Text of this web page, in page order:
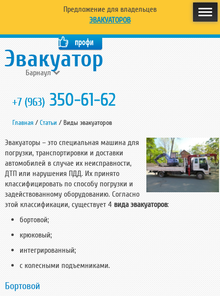
Предложение для владельцев
ЭВАКУАТОРОВ
Барнаул
+7 (963) 350-61-62
Главная /Статьи / Виды эвакуаторов
Эвакуаторы – это специальная машина для
погрузки, транспортировки и доставки
автомобилей в случае их неисправности,
ДТП или нарушения ПДД. Их принято
классифицировать по способу погрузки и
задействованному оборудованию. Согласно
этой классификации, существует 4 вида эвакуаторов:
бортовой;
крюковый;
интегрированный;
с колесными подъемниками.
Бортовой